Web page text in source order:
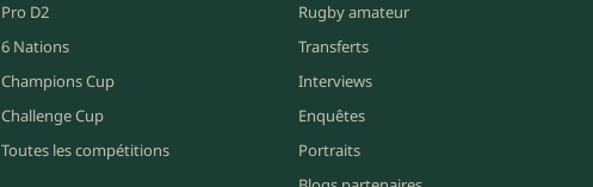
Pro D2
6 Nations
Champions Cup
Challenge Cup
Toutes les compétitions
Rugby amateur
Transferts
Interviews
Enquêtes
Portraits